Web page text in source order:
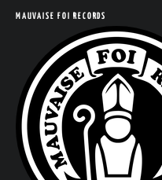
MAUVAISE FOI RECORDS